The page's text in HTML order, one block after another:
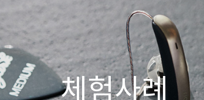
방문 홈케어서비스
신청방법 및 진행과정
정부지원금
난청이란?
이명이란?
구입절차
올바른 보청기의 선택
체험사례